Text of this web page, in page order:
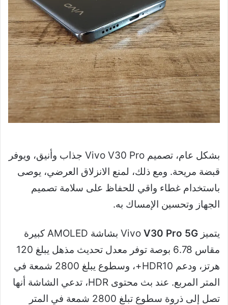
بشكل عام، تصميم Vivo V30 Pro جذاب وأنيق، ويوفر
قبضة مريحة. ومع ذلك، لمنع الانزلاق العرضي، يوصى
باستخدام غطاء واقي للحفاظ على سلامة تصميم
الجهاز وتحسين الإمساك به.
يتميز Vivo V30 Pro 5G
بشاشة AMOLED كبيرة
مقاس 6.78 بوصة توفر معدل تحديث مذهل يبلغ 120
هرتز، ودعم HDR10+، وسطوع يبلغ 2800 شمعة في
المتر المربع. عند بث محتوى HDR، تدعي الشاشة أنها
تصل إلى ذروة سطوع تبلغ 2800 شمعة في المتر